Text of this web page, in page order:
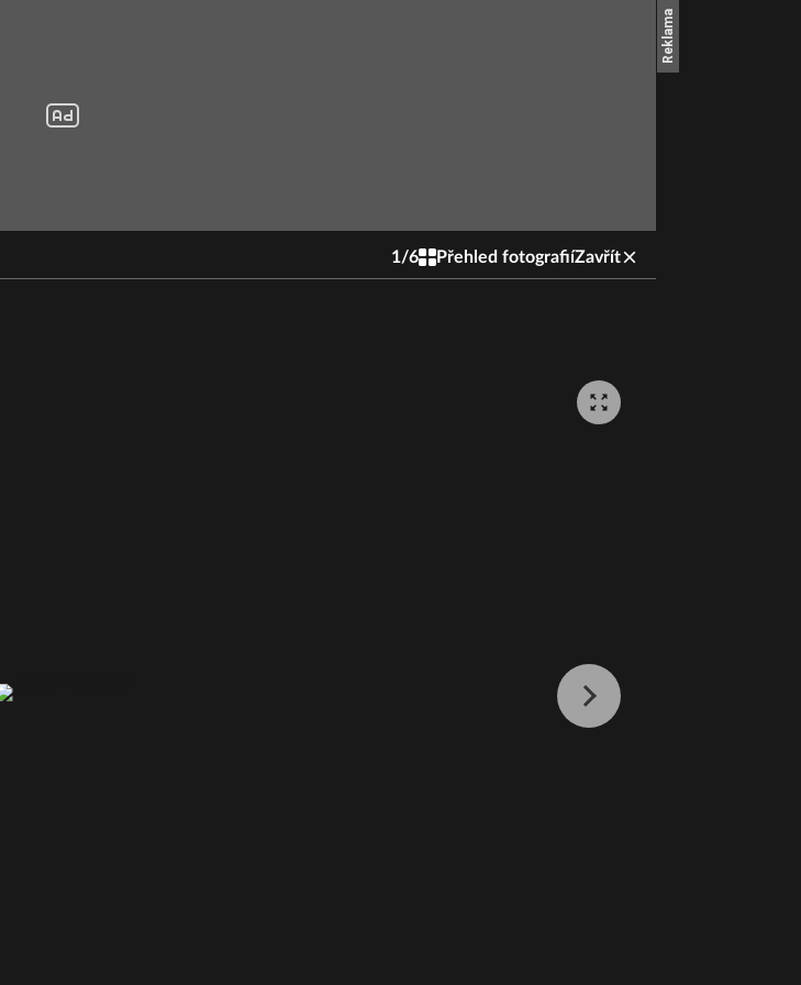
1/6 Přehled fotografiíZavřít